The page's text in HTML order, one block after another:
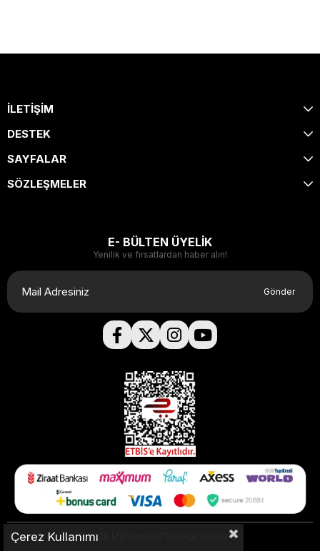
İLETİŞİM
DESTEK
SAYFALAR
SÖZLEŞMELER
E- BÜLTEN ÜYELİK
Yenilik ve fırsatlardan haber alın!
Gönder
© 2026 MbTeknoloji Tüm Hakları Saklıdır.
Çerez Kullanımı